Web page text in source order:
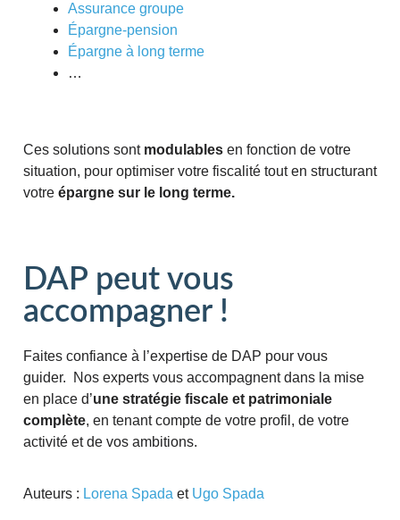
Assurance groupe
Épargne-pension
Épargne à long terme
…
Ces solutions sont modulables en fonction de votre
situation, pour optimiser votre fiscalité tout en structurant
votre épargne sur le long terme.
DAP peut vous
accompagner !
Faites confiance à l’expertise de DAP pour vous
guider. Nos experts vous accompagnent dans la mise
en place d’une stratégie fiscale et patrimoniale
complète, en tenant compte de votre profil, de votre
activité et de vos ambitions.
Auteurs : Lorena Spada et Ugo Spada